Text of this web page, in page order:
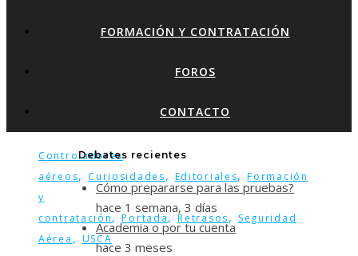
FORMACIÓN Y CONTRATACIÓN
FOROS
CONTACTO
Controladores
aéreos, Curiosidades, Editoriales,Formación
y
contratación,Portada,Retrasos, Seguridad
Aérea , USCA
Debates recientes
Cómo prepararse para las pruebas?
hace 1 semana, 3 días
Academia o por tu cuenta
hace 3 meses